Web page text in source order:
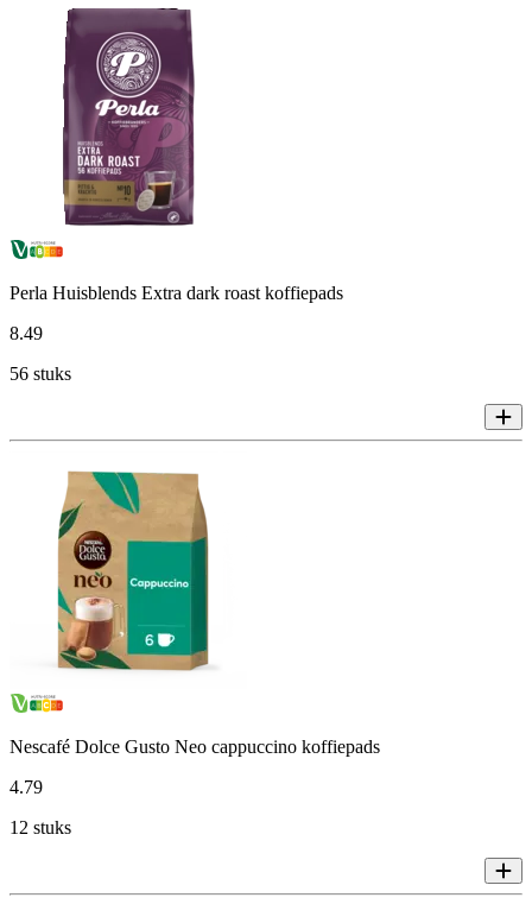
Perla Huisblends Extra dark roast koffiepads
8.49
56 stuks
Nescafé Dolce Gusto Neo cappuccino koffiepads
4.79
12 stuks